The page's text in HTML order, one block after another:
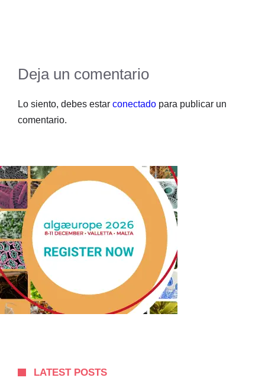
Deja un comentario
Lo siento, debes estar conectado para publicar un
comentario.
LATEST POSTS